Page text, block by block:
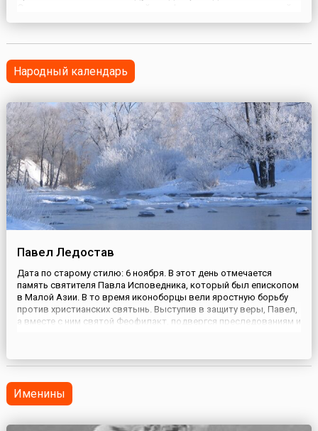
проблемам туалетов. Кстати, место проведения
Более 200 делегатов из Ази...
Народный календарь
Павел Ледостав
Дата по старому стилю: 6 ноября. В этот день отмечается
память святителя Павла Исповедника, который был епископом
в Малой Азии. В то время иконоборцы вели яростную борьбу
против христианских святынь. Выступив в защиту веры, Павел,
а вместе с ним святой Феофилакт, подвергся преследованиям и
Именины